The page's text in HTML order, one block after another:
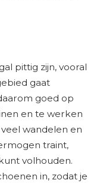
pittig zijn, vooral
gaat
goed op
en te werken
wandelen en
traint,
volhouden.
in, zodat je